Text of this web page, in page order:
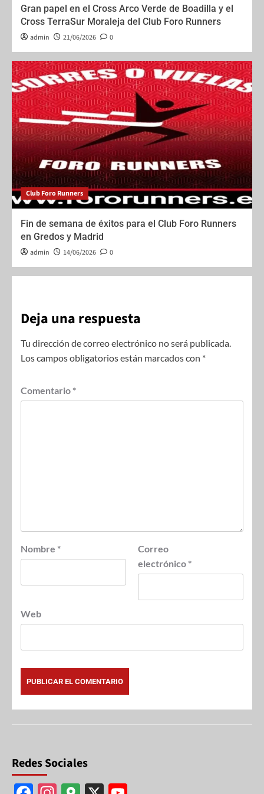
Gran papel en el Cross Arco Verde de Boadilla y el
Cross TerraSur Moraleja del Club Foro Runners
admin 21/06/2026 0
Club Foro Runners
Fin de semana de éxitos para el Club Foro Runners
en Gredos y Madrid
admin 14/06/2026 0
Deja una respuesta
Tu dirección de correo electrónico no será publicada.
Los campos obligatorios están marcados con *
Comentario *
Nombre *
Correo
electrónico *
Web
Redes Sociales